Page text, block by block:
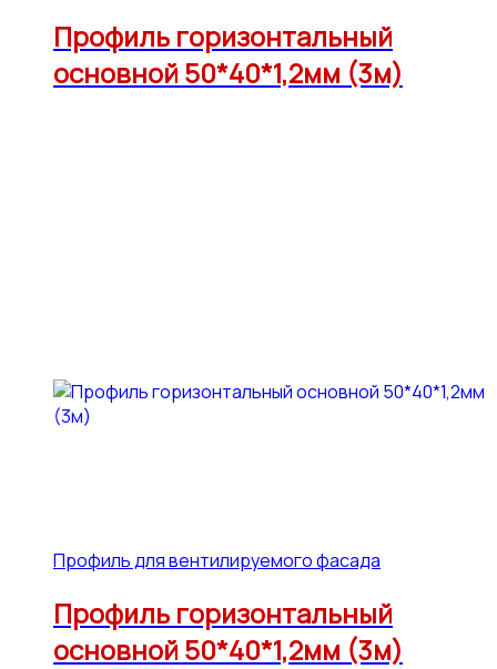
Профиль горизонтальный
основной 50*40*1,2мм (3м)
Профиль для вентилируемого фасада
Профиль горизонтальный
основной 50*40*1,2мм (3м)